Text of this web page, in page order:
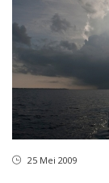
25 Mei 2009